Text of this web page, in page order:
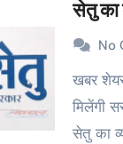
सेतु का
प्रसार
होगी
No
खबर शेयर करें.. अब घर बैठे
मिलेंगी
सेतु का